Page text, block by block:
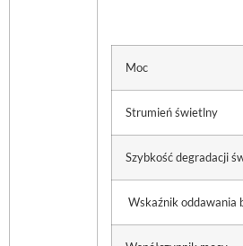
Moc
Strumień świetlny
Szybkość degradacji
Wskaźnik oddawania